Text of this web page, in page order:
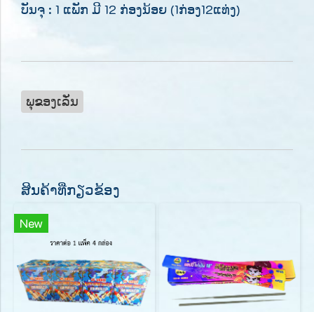
ບັນຈຸ : 1 ແພັກ ມີ 12 ກ່ອງນ້ອຍ (1ກ່ອງ12ແທ່ງ)
ພຸຂອງເລັ່ນ
ສິນຄ້າທີ່ກຽວຂ້ອງ
New